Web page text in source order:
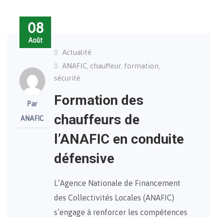
08
Août
Par
ANAFIC
Actualité
ANAFIC, chauffeur, formation,
sécurité
Formation des
chauffeurs de
l’ANAFIC en conduite
défensive
L’Agence Nationale de Financement
des Collectivités Locales (ANAFIC)
s’engage à renforcer les compétences